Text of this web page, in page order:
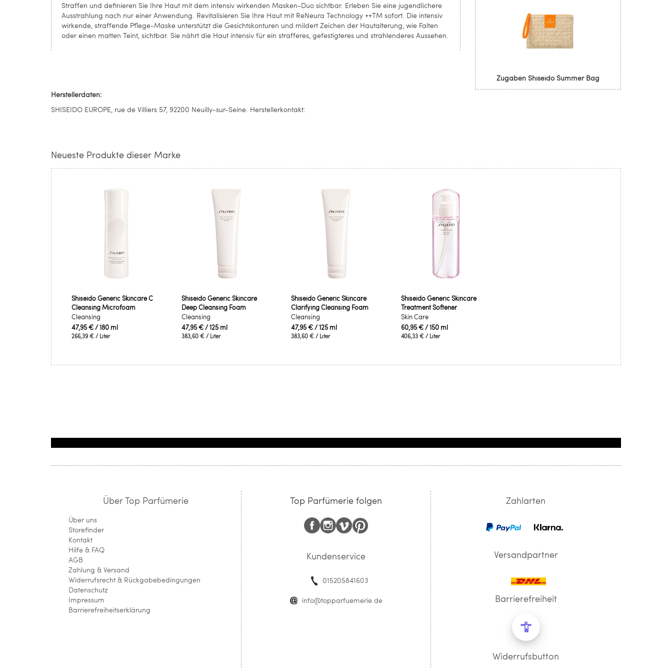
Straffen und definieren Sie Ihre Haut mit dem intensiv wirkenden Masken-Duo sichtbar. Erleben Sie eine jugendlichere
Ausstrahlung nach nur einer Anwendung. Revitalisieren Sie Ihre Haut mit ReNeura Technology ++TM sofort. Die intensiv
wirkende, straffende Pflege-Maske unterstützt die Gesichtskonturen und mildert Zeichen der Hautalterung, wie Falten
oder einen matten Teint, sichtbar. Sie nährt die Haut intensiv für ein strafferes, gefestigteres und strahlenderes Aussehen.
Zugaben Shiseido Summer Bag
Herstellerdaten:
SHISEIDO EUROPE, rue de Villiers 57, 92200 Neuilly-sur-Seine. Herstellerkontakt:
Neueste Produkte dieser Marke
Shiseido Generic Skincare C
Cleansing Microfoam
Cleansing
47,95 €/ 180 ml
266,39 € / Liter
Shiseido Generic Skincare
Deep Cleansing Foam
Cleansing
47,95 €/ 125 ml
383,60 €/ Liter
Shiseido Generic Skincare
Clarifying Cleansing Foam
Cleansing
47,95 €/ 125 ml
383,60 € / Liter
Shiseido Generic Skincare
Treatment Softener
Skin Care
60,95 €/ 150 ml
406,33 €/ Liter
Über Top Parfümerie
Über uns
Storefinder
Kontakt
Hilfe & FAQ
AGB
Zahlung & Versand
Widerrufsrecht & Rückgabebedingungen
Datenschutz
Impressum
Barrierefreiheitserklärung
Top Parfümerie folgen
Kundenservice
015205841603
info@topparfuemerie.de
Zahlarten
Versandpartner
Barrierefreiheit
Widerrufsbutton